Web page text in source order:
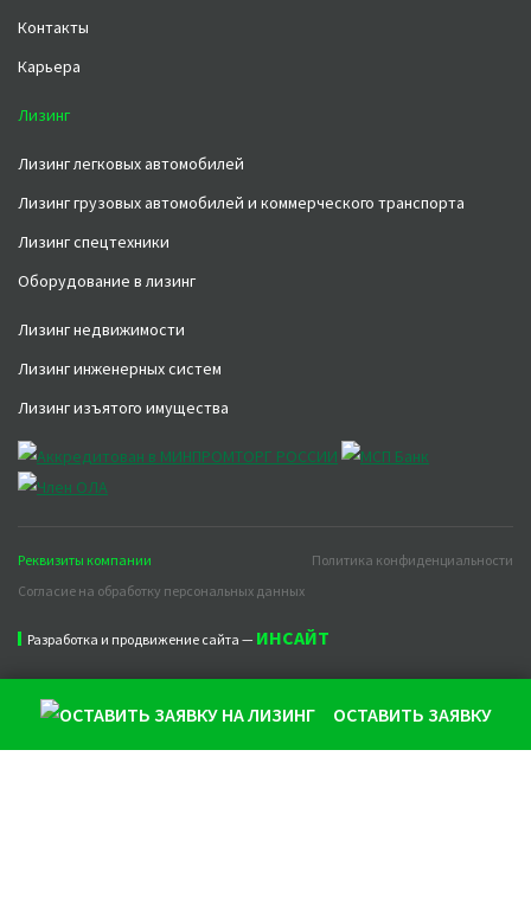
Контакты
Карьера
Лизинг
Лизинг легковых автомобилей
Лизинг грузовых автомобилей и коммерческого транспорта
Лизинг спецтехники
Оборудование в лизинг
Лизинг недвижимости
Лизинг инженерных систем
Лизинг изъятого имущества
Реквизиты компании
Политика конфиденциальности
Согласие на обработку персональных данных
Разработка и продвижение сайта — ИНСАЙТ
ОСТАВИТЬ ЗАЯВКУ